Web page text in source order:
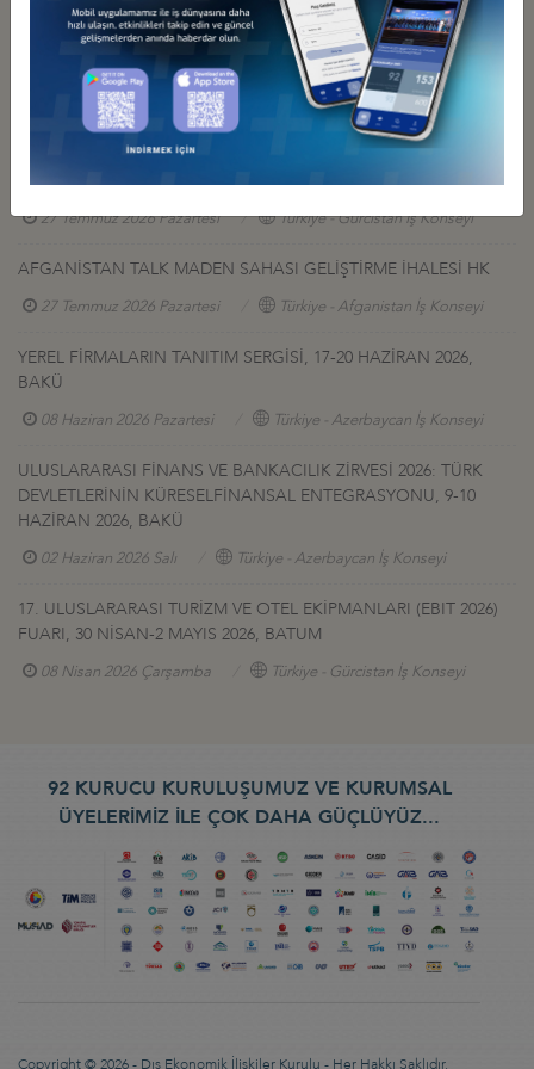
Diğer Duyurular
GÜRCİSTAN YATIRIM PROJELERİ HK.
27 Temmuz 2026 Pazartesi Türkiye - Gürcistan İş Konseyi
AFGANİSTAN TALK MADEN SAHASI GELİŞTİRME İHALESİ HK
27 Temmuz 2026 Pazartesi Türkiye - Afganistan İş Konseyi
YEREL FİRMALARIN TANITIM SERGİSİ, 17-20 HAZİRAN 2026,
BAKÜ
08 Haziran 2026 Pazartesi Türkiye - Azerbaycan İş Konseyi
ULUSLARARASI FİNANS VE BANKACILIK ZİRVESİ 2026: TÜRK
DEVLETLERİNİN KÜRESELFİNANSAL ENTEGRASYONU, 9-10
HAZİRAN 2026, BAKÜ
02 Haziran 2026 Salı Türkiye - Azerbaycan İş Konseyi
17. ULUSLARARASI TURİZM VE OTEL EKİPMANLARI (EBIT 2026)
FUARI, 30 NİSAN-2 MAYIS 2026, BATUM
08 Nisan 2026 Çarşamba Türkiye - Gürcistan İş Konseyi
92 KURUCU KURULUŞUMUZ VE KURUMSAL
ÜYELERİMİZ İLE ÇOK DAHA GÜÇLÜYÜZ...
Copyright © 2026 - Dış Ekonomik İlişkiler Kurulu - Her Hakkı Saklıdır.